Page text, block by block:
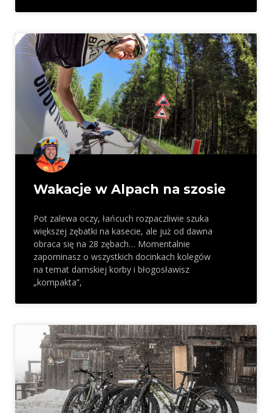
Wakacje w Alpach na szosie
Pot zalewa oczy, łańcuch rozpaczliwie szuka
większej zębatki na kasecie, ale już od dawna
obraca się na 28 zębach… Momentalnie
zapominasz o wszystkich docinkach kolegów
na temat damskiej korby i błogosławisz
„kompakta”,